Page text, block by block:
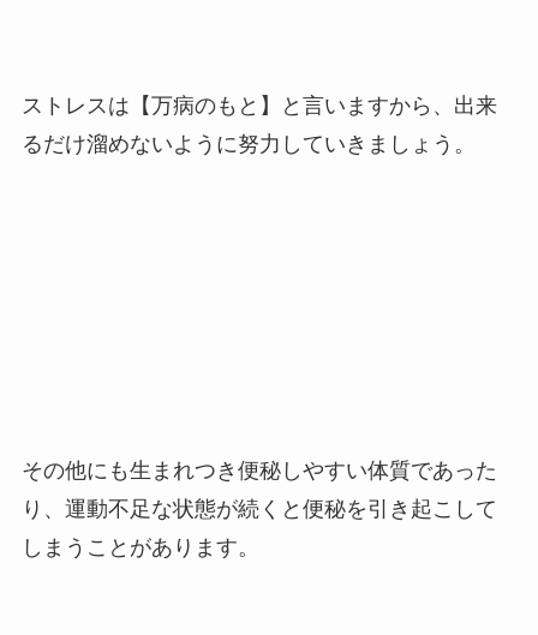
ストレスは【万病のもと】と言いますから、出来
るだけ溜めないように努力していきましょう。
その他にも生まれつき便秘しやすい体質であった
り、運動不足な状態が続くと便秘を引き起こして
しまうことがあります。